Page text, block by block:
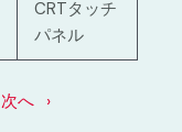
CRTタッチ
パネル
次へ